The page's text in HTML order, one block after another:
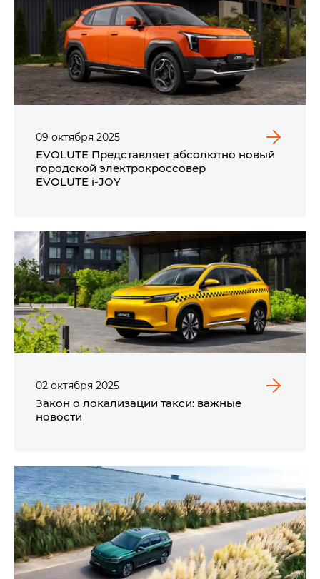
09 октября 2025
EVOLUTE Представляет абсолютно новый
городской электрокроссовер
EVOLUTE i‑JOY
02 октября 2025
Закон о локализации такси: важные
новости